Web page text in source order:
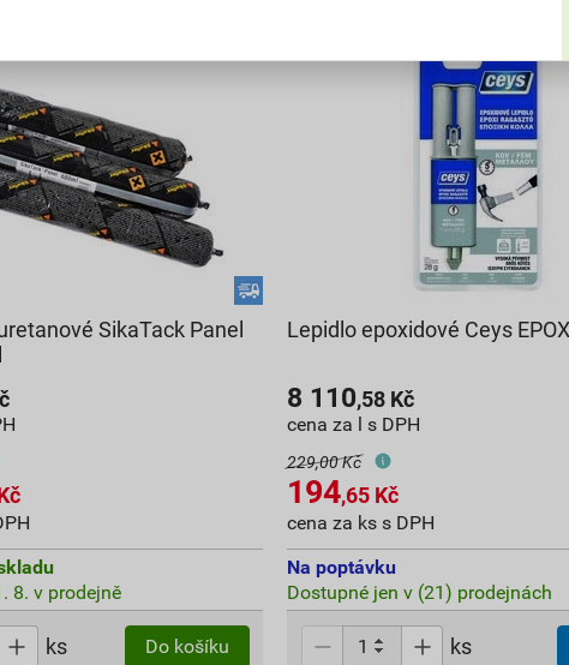
SikaTack Panel
8. v prodejně
ks Do košíku
Lepidlo epoxidové Ceys
8 110,58 Kč
cena za l s DPH
229,00 Kč
194,65 Kč
cena za ks s DPH
Na poptávku
Dostupné jen v (21) prodejnách
ks